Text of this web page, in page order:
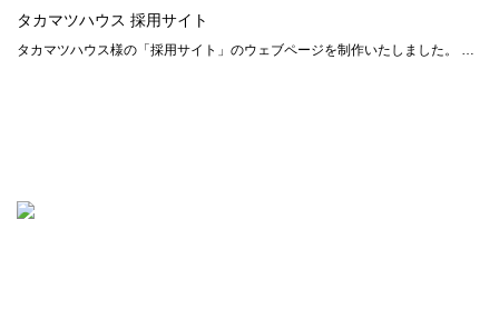
タカマツハウス 採用サイト
タカマツハウス様の「採用サイト」のウェブページを制作いたしました。 …